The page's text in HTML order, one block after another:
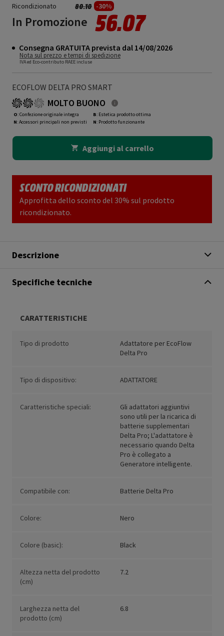
Ricondizionato
Prezzo ridotto da
80.10a -30%
In Promozione 56.07
Consegna GRATUITA prevista dal 14/08/2026
Nota sul prezzo e tempi di spedizione
IVA ed Eco-contributo RAEE incluse
ECOFLOW DELTA PRO SMART
MOLTO BUONO
O: Confezione originale integra
N: Accessori principali non previsti
B: Estetica prodotto ottima
N: Prodotto funzionante
Aggiungi al carrello
SCONTO RICONDIZIONATI
Approfitta dello sconto del 30% sul prodotto
ricondizionato.
Descrizione
Specifiche tecniche
CARATTERISTICHE
Tipo di prodotto
Adattatore per EcoFlow
Delta Pro
Tipo di dispositivo: ADATTATORE
Caratteristiche speciali:
Gli adattatori aggiuntivi
sono utili per la ricarica di
batterie supplementari
Delta Pro; L'adattatore è
necessario quando Delta
Pro è collegato a
Generatore intelligente.
Compatibile con: Batterie Delta Pro
Colore: Nero
Colore (basic): Black
Altezza netta del prodotto
(cm)
7.2
Larghezza netta del
prodotto (cm)
6.8